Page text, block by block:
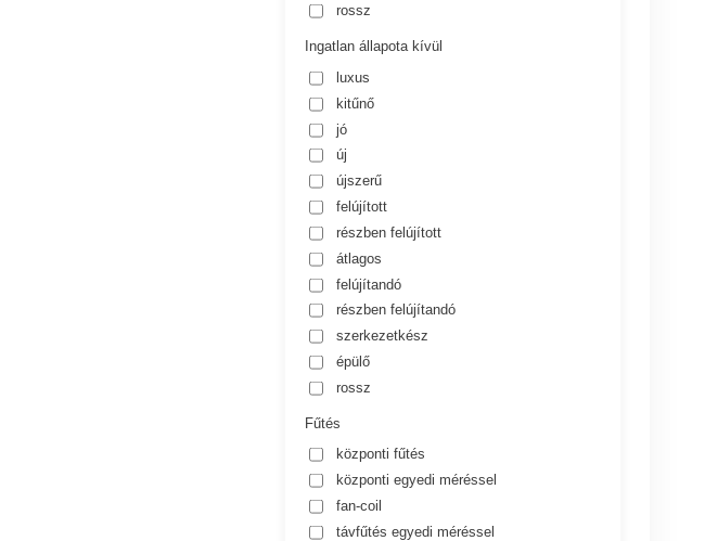
rossz
Ingatlan állapota kívül
luxus
kitűnő
jó
új
újszerű
felújított
részben felújított
átlagos
felújítandó
részben felújítandó
szerkezetkész
épülő
rossz
Fűtés
központi fűtés
központi egyedi méréssel
fan-coil
távfűtés egyedi méréssel